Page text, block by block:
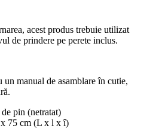
acest produs trebuie utilizat
de prindere pe perete inclus.
un manual de asamblare în cutie,
pin (netratat)
75 cm (L x l x î)